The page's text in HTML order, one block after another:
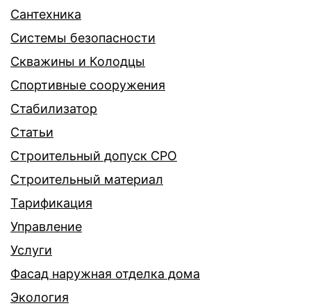
Сантехника
Системы безопасности
Скважины и Колодцы
Спортивные сооружения
Стабилизатор
Статьи
Строительный допуск СРО
Строительный материал
Тарификация
Управление
Услуги
Фасад наружная отделка дома
Экология